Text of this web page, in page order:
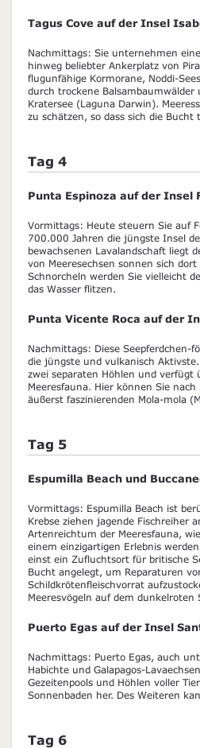
Tagus Cove auf der Insel
Nachmittags: Sie unternehmen
hinweg beliebter Ankerplatz von
flugunfähige Kormorane, Noddi-
durch trockene
Kratersee (Laguna Darwin).
zu schätzen, so dass sich die
Tag 4
Punta Espinoza auf der Insel
Vormittags: Heute steuern Sie auf
700.000 Jahren die jüngste Insel
bewachsenen Lavalandschaft liegt
von Meeresechsen sonnen sich
Schnorcheln werden Sie vielleicht
das Wasser flitzen.
Punta Vicente Roca auf der
Nachmittags: Diese Seepferdchen-
die jüngste und vulkanisch
zwei separaten Höhlen und
Meeresfauna. Hier können Sie
äußerst faszinierenden Mola-mola
Tag 5
Espumilla Beach und
Vormittags: Espumilla Beach ist
Krebse ziehen jagende Fischreiher
Artenreichtum der Meeresfauna,
einem einzigartigen Erlebnis
einst ein Zufluchtsort für britische
Bucht angelegt, um Reparaturen
Schildkrötenfleischvorrat
Meeresvögeln auf dem
Puerto Egas auf der Insel
Nachmittags: Puerto Egas, auch
Habichte und Galapagos-
Gezeitenpools und Höhlen voller
Sonnenbaden her. Des Weiteren
Tag 6